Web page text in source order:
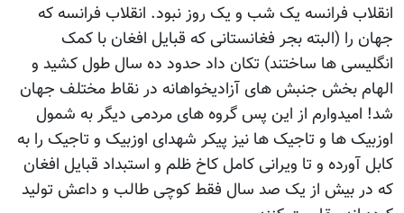
انقلاب فرانسه یک شب و یک روز نبود. انقلاب فرانسه که
جهان را (البته بجر فغانستانی که قبایل افغان با کمک
انگلیسی ها ساختند) تکان داد حدود ده سال طول کشید و
الهام بخش جنبش های آزادیخواهانه در نقاط مختلف جهان
شد! امیدوارم از این پس گروه های مردمی دیگر به شمول
اوزبیک ها و تاجیک ها نیز پیکر شهدای اوزبیک و تاجیک را به
کابل آورده و تا ویرانی کامل کاخ ظلم و استبداد قبایل افغان
که در بیش از یک صد سال فقط کوچی طالب و داعش تولید